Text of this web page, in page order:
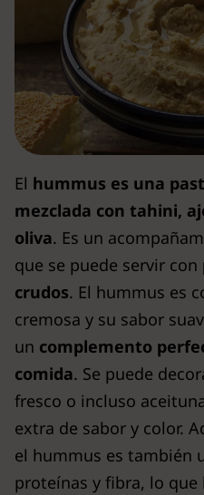
El hummus es una
mezclada con tahini,
oliva. Es un
que se puede servir con
crudos. El hummus es
cremosa y su sabor
un complemento
comida. Se puede
fresco o incluso
extra de sabor y color.
el hummus es también
proteínas y fibra, lo